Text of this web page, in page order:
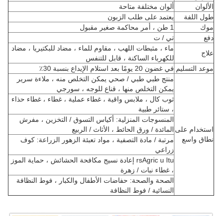
الألوان
ألوان مختلفة متاحة
طول اللفة
يعتمد على طلب الزبون
موك
1 طن ، أمر محاكمة صغير مقبول
دفع
تي / ت
علاج
ماء ، مثبطات اللهب ، مقاوم للماء ، مضاد للبكتيريا ، مضاد
للكهرباء الساكنة ، قابل للتنفس
موعد التسليم في غضون 20 يومًا بعد استلام الإيداع بنسبة 30٪
استخدام على
نطاق واسع
منتج طبي طبي / صحي يمكن التخلص منه ، ملاءة سرير
يمكن التخلص منها ، قناع للوجه ، سورجي
ثوب كال ، ملابس واقية ، غطاء عملية ، غطاء ، غطاء حذاء
، ستائر طبية
المنسوجات المنزلية: أكياس التسوق / التخزين ، مفرش
المائدة / ورق الحائط ، الأثاث / الربيع
مرتبة / مادة التصفية ، مواد تعبئة الزهور الزراعة: كوف
زراعي
rsAgric u Itu إعادة نسيج مكافحة الحشائش ، حماية الموز
، غطاء نبات / زهرة
الصحة والصحة: ​​حفاضات الأطفال والكبار ، فوط النظافة
النسائية / فوط النظافة